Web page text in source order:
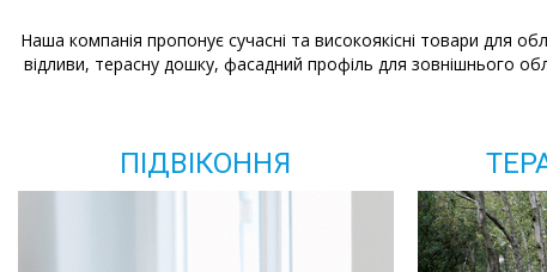
Наша компанія пропонує сучасні та високоякісні товари для
відливи, терасну дошку, фасадний профіль для зовнішнього
ПІДВІКОННЯ